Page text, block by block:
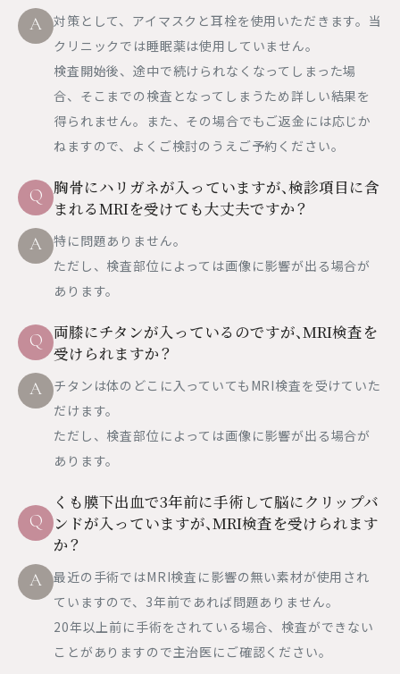
A
対策として、アイマスクと耳栓を使用いただきます。当
クリニックでは睡眠薬は使用していません。
検査開始後、途中で続けられなくなってしまった場
合、そこまでの検査となってしまうため詳しい結果を
得られません。また、その場合でもご返金には応じか
ねますので、よくご検討のうえご予約ください。
Q 胸骨にハリガネが入っていますが、検診項目に含
まれるMRIを受けても大丈夫ですか？
A
特に問題ありません。
ただし、検査部位によっては画像に影響が出る場合が
あります。
Q 両膝にチタンが入っているのですが、MRI検査を
受けられますか？
A
チタンは体のどこに入っていてもMRI検査を受けていた
だけます。
ただし、検査部位によっては画像に影響が出る場合が
あります。
Q
くも膜下出血で3年前に手術して脳にクリップバ
ンドが入っていますが、MRI検査を受けられます
か？
A
最近の手術ではMRI検査に影響の無い素材が使用され
ていますので、3年前であれば問題ありません。
20年以上前に手術をされている場合、検査ができない
ことがありますので主治医にご確認ください。